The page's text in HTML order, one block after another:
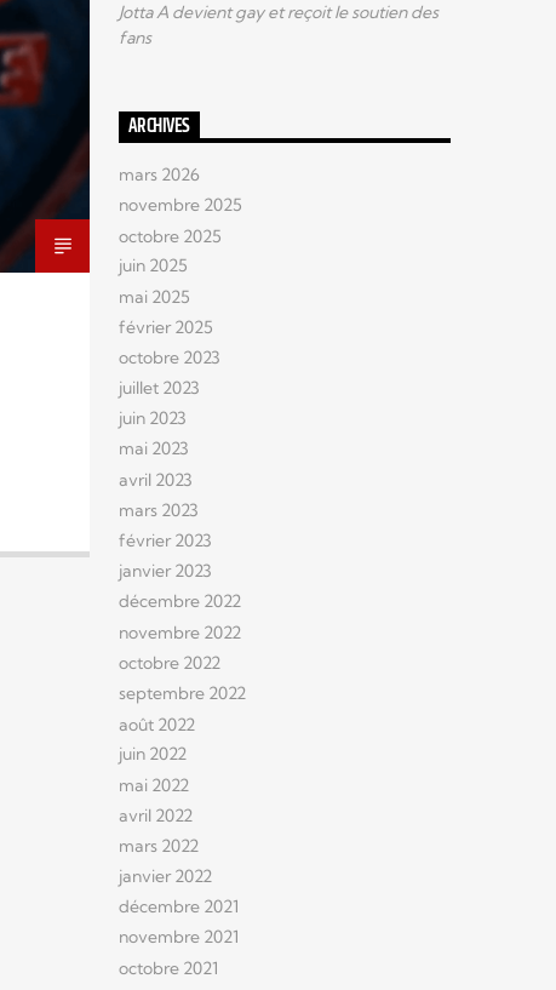
Jotta A devient gay et reçoit le soutien des
fans
ARCHIVES
mars 2026
novembre 2025
octobre 2025
juin 2025
mai 2025
février 2025
octobre 2023
juillet 2023
juin 2023
mai 2023
avril 2023
mars 2023
février 2023
janvier 2023
décembre 2022
novembre 2022
octobre 2022
septembre 2022
août 2022
juin 2022
mai 2022
avril 2022
mars 2022
janvier 2022
décembre 2021
novembre 2021
octobre 2021